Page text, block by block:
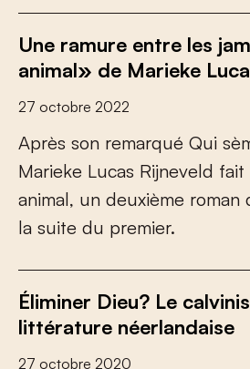
Une ramure entre les
animal» de Marieke
27 octobre 2022
Après son remarqué Qui sè
Marieke Lucas Rijneveld fait
animal, un deuxième roman
la suite du premier.
Éliminer Dieu? Le
littérature néerlandaise
27 octobre 2020